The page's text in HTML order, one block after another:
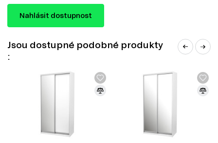
Nahlásit dostupnost
Jsou dostupné podobné produkty
: